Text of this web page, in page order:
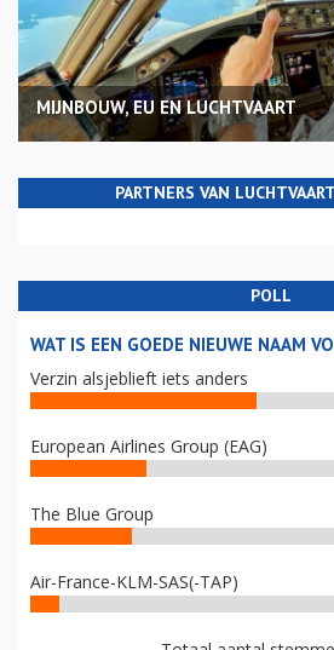
MIJNBOUW, EU EN LUCHTVAART
PARTNERS VAN
POLL
WAT IS EEN GOEDE NIEUWE NAAM
Verzin alsjeblieft iets anders
European Airlines Group (EAG)
The Blue Group
Air-France-KLM-SAS(-TAP)